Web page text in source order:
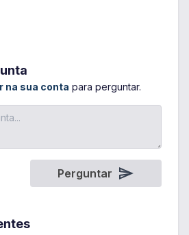
na sua conta para perguntar.
Perguntar